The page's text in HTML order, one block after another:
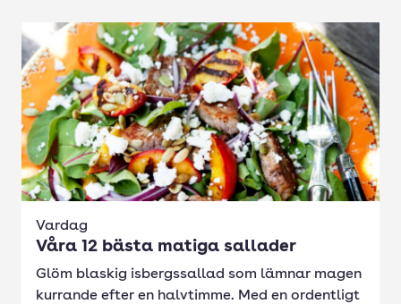
Vardag
Våra 12 bästa matiga sallader
Glöm blaskig isbergssallad som lämnar magen
kurrande efter en halvtimme. Med en ordentligt